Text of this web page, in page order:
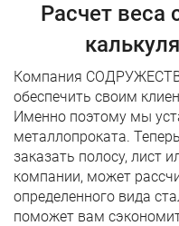
Расчет
Компания
обеспечить своим
Именно поэтому мы
металлопроката.
заказать полосу, лист
компании, может
определенного вида
поможет вам